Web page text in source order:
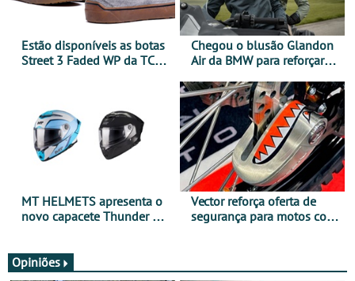
Estão disponíveis as botas
Street 3 Faded WP da TCX
Chegou o blusão Glandon
Air da BMW para reforçar
verão
MT HELMETS apresenta o
novo capacete Thunder 4 R
Vector reforça oferta de
segurança para motos com
Opiniões